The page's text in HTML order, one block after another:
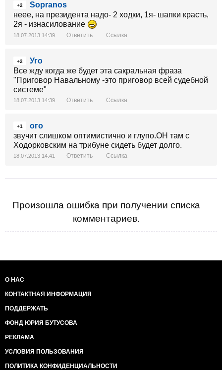
+2
Sopranos
неее, на президента надо- 2 ходки, 1я- шапки красть,
2я - изнасилование
18.07.2013 14:39 Ответить Ссылка
+2
Уго
Все жду когда же будет эта сакральная фраза
"Приговор Навальному -это приговор всей судебной
системе"
18.07.2013 14:39 Ответить Ссылка
+1
ого
звучит слишком оптимистично и глупо.ОН там с
Ходорковским на трибуне сидеть будет долго.
18.07.2013 14:41 Ответить Ссылка
Произошла ошибка при получении списка
комментариев.
О НАС
КОНТАКТНАЯ ИНФОРМАЦИЯ
ПОДДЕРЖАТЬ
ФОНД ЮРИЯ БУТУСОВА
РЕКЛАМА
УСЛОВИЯ ПОЛЬЗОВАНИЯ
ПОЛИТИКА КОНФИДЕНЦИАЛЬНОСТИ